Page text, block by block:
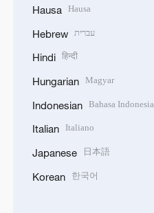
Hausa Hausa
Hebrew עברית
Hindi हिन्दी
Hungarian Magyar
Indonesian Bahasa Indonesia
Italian Italiano
Japanese 日本語
Korean 한국어